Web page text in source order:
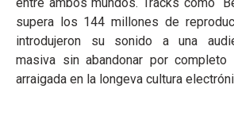
supera los 144 millones de
introdujeron su sonido a una
masiva sin abandonar por
arraigada en la longeva cultura